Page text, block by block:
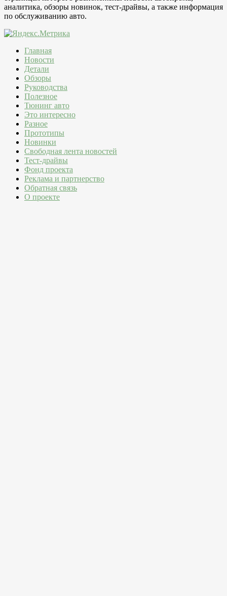
аналитика, обзоры новинок, тест-драйвы, а также информация
по обслуживанию авто.
Главная
Новости
Детали
Обзоры
Руководства
Полезное
Тюнинг авто
Это интересно
Разное
Прототипы
Новинки
Свободная лента новостей
Тест-драйвы
Фонд проекта
Реклама и партнерство
Обратная связь
О проекте